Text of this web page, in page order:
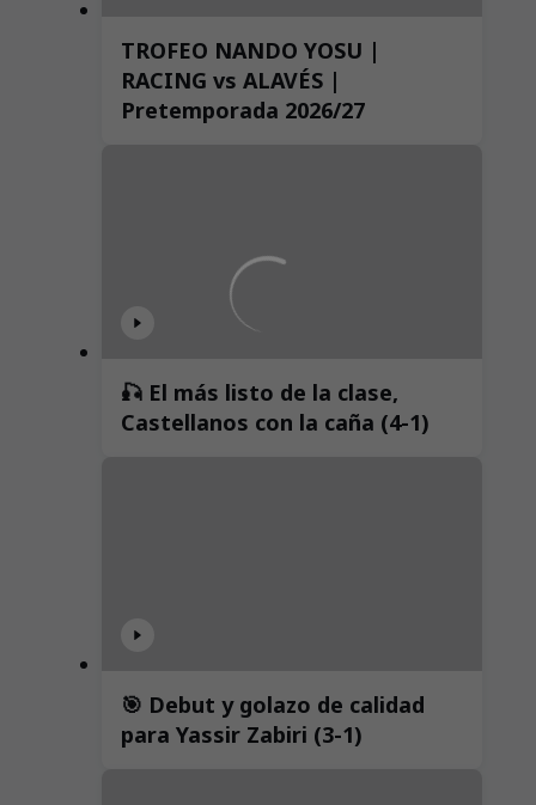
TROFEO NANDO YOSU |
RACING vs ALAVÉS |
Pretemporada 2026/27
🎣 El más listo de la clase,
Castellanos con la caña (4-1)
🎯 Debut y golazo de calidad
para Yassir Zabiri (3-1)